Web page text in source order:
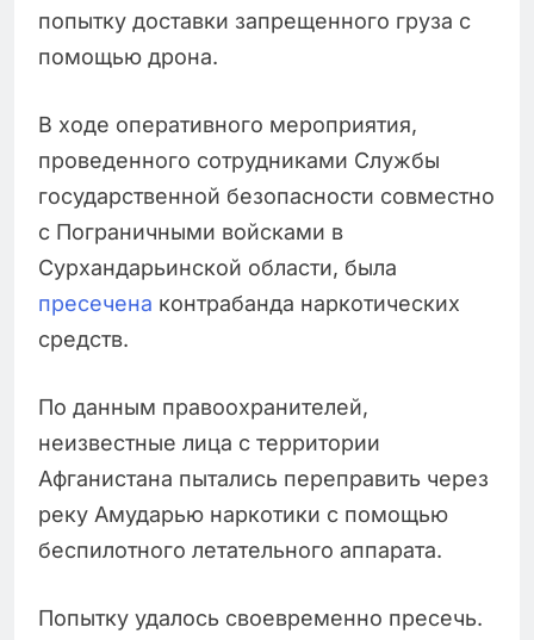
попытку доставки запрещенного груза с
помощью дрона.
В ходе оперативного мероприятия,
проведенного сотрудниками Службы
государственной безопасности совместно
с Пограничными войсками в
Сурхандарьинской области, была
пресечена контрабанда наркотических
средств.
По данным правоохранителей,
неизвестные лица с территории
Афганистана пытались переправить через
реку Амударью наркотики с помощью
беспилотного летательного аппарата.
Попытку удалось своевременно пресечь.